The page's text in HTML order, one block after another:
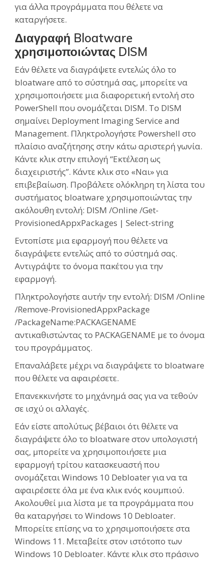
για άλλα προγράμματα που θέλετε να
καταργήσετε.
Διαγραφή Bloatware
χρησιμοποιώντας DISM
Εάν θέλετε να διαγράψετε εντελώς όλο το
bloatware από το σύστημά σας, μπορείτε να
χρησιμοποιήσετε μια διαφορετική εντολή στο
PowerShell που ονομάζεται DISM. Το DISM
σημαίνει Deployment Imaging Service and
Management. Πληκτρολογήστε Powershell στο
πλαίσιο αναζήτησης στην κάτω αριστερή γωνία.
Κάντε κλικ στην επιλογή “Εκτέλεση ως
διαχειριστής”. Κάντε κλικ στο «Ναι» για
επιβεβαίωση. Προβάλετε ολόκληρη τη λίστα του
συστήματος bloatware χρησιμοποιώντας την
ακόλουθη εντολή: DISM /Online /Get-
ProvisionedAppxPackages | Select-string
Εντοπίστε μια εφαρμογή που θέλετε να
διαγράψετε εντελώς από το σύστημά σας.
Αντιγράψτε το όνομα πακέτου για την
εφαρμογή.
Πληκτρολογήστε αυτήν την εντολή: DISM /Online
/Remove-ProvisionedAppxPackage
/PackageName:PACKAGENAME
αντικαθιστώντας το PACKAGENAME με το όνομα
του προγράμματος.
Επαναλάβετε μέχρι να διαγράψετε το bloatware
που θέλετε να αφαιρέσετε.
Επανεκκινήστε το μηχάνημά σας για να τεθούν
σε ισχύ οι αλλαγές.
Εάν είστε απολύτως βέβαιοι ότι θέλετε να
διαγράψετε όλο το bloatware στον υπολογιστή
σας, μπορείτε να χρησιμοποιήσετε μια
εφαρμογή τρίτου κατασκευαστή που
ονομάζεται Windows 10 Debloater για να τα
αφαιρέσετε όλα με ένα κλικ ενός κουμπιού.
Ακολουθεί μια λίστα με τα προγράμματα που
θα καταργήσει το Windows 10 Debloater.
Μπορείτε επίσης να το χρησιμοποιήσετε στα
Windows 11. Μεταβείτε στον ιστότοπο των
Windows 10 Debloater. Κάντε κλικ στο πράσινο